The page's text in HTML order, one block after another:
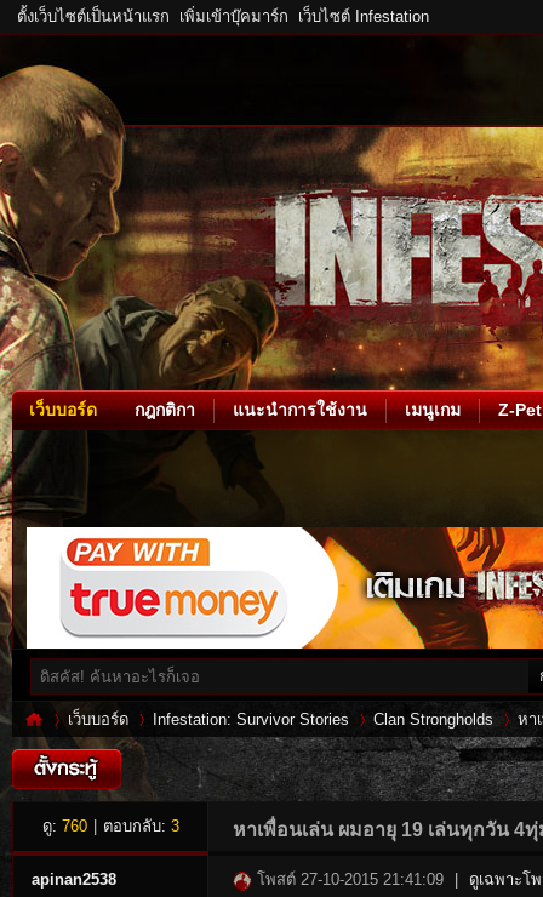
ตั้งเว็บไซต์เป็นหน้าแรก เพิ่มเข้าบุ๊คมาร์ก เว็บไซต์ Infestation
เว็บบอร์ด กฎกติกา แนะนำการใช้งาน เมนูเกม Z-Pet
»
เว็บบอร์ด
›
Infestation: Survivor Stories
›
Clan Strongholds
›
หา
ดู: 760 ตอบกลับ: 3 หาเพื่อนเล่น ผมอายุ 19 เล่นทุกวัน 4ทุ่
apinan2538 โพสต์ 27-10-2015 21:41:09 ดูเฉพาะโ